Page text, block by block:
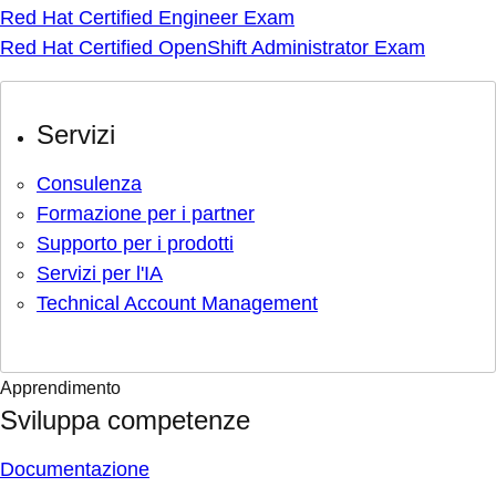
Red Hat Certified Engineer Exam
Red Hat Certified OpenShift Administrator Exam
Servizi
Consulenza
Formazione per i partner
Supporto per i prodotti
Servizi per l'IA
Technical Account Management
Apprendimento
Sviluppa competenze
Documentazione